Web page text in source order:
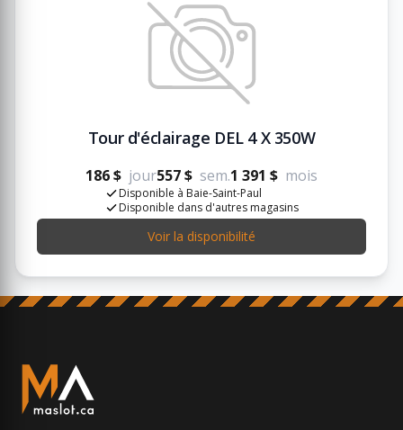
Tour d'éclairage DEL 4 X 350W
186 $ jour557 $ sem.1 391 $ mois
Disponible à Baie-Saint-Paul
Disponible dans d'autres magasins
Voir la disponibilité